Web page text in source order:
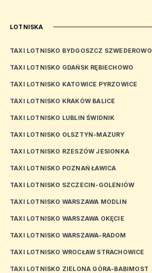
LOTNISKA
TAXI LOTNISKO BYDGOSZCZ SZWEDEROWO
TAXI LOTNISKO GDAŃSK RĘBIECHOWO
TAXI LOTNISKO KATOWICE PYRZOWICE
TAXI LOTNISKO KRAKÓW BALICE
TAXI LOTNISKO LUBLIN ŚWIDNIK
TAXI LOTNISKO OLSZTYN-MAZURY
TAXI LOTNISKO RZESZÓW JESIONKA
TAXI LOTNISKO POZNAŃ ŁAWICA
TAXI LOTNISKO SZCZECIN-GOLENIÓW
TAXI LOTNISKO WARSZAWA MODLIN
TAXI LOTNISKO WARSZAWA OKĘCIE
TAXI LOTNISKO WARSZAWA-RADOM
TAXI LOTNISKO WROCŁAW STRACHOWICE
TAXI LOTNISKO ZIELONA GÓRA-BABIMOST